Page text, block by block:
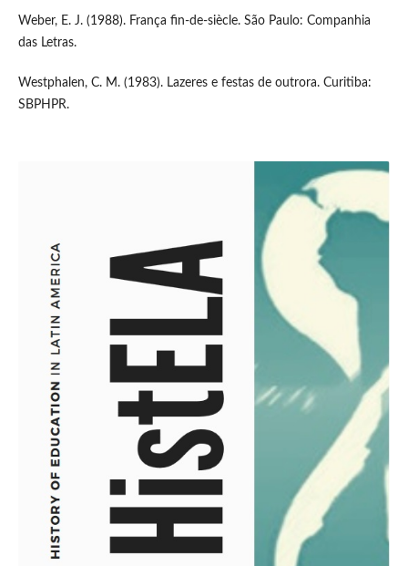
Weber, E. J. (1988). França fin-de-siècle. São Paulo: Companhia
das Letras.
Westphalen, C. M. (1983). Lazeres e festas de outrora. Curitiba:
SBPHPR.